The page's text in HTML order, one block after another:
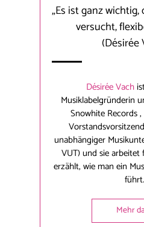
„Es ist ganz
versucht,
(Désirée
Désirée Vach
Musiklabelgründerin
Snowhite Records
unabhängiger
VUT) und sie arbeitet
erzählt, wie man ein
führt.
Mehr